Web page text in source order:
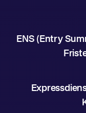
ENS (Entry